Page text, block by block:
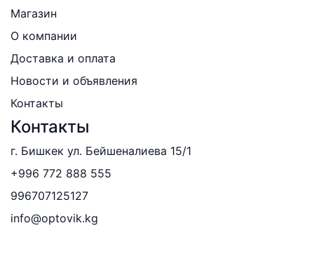
Магазин
О компании
Доставка и оплата
Новости и объявления
Контакты
Контакты
г. Бишкек ул. Бейшеналиева 15/1
+996 772 888 555
996707125127
info@optovik.kg